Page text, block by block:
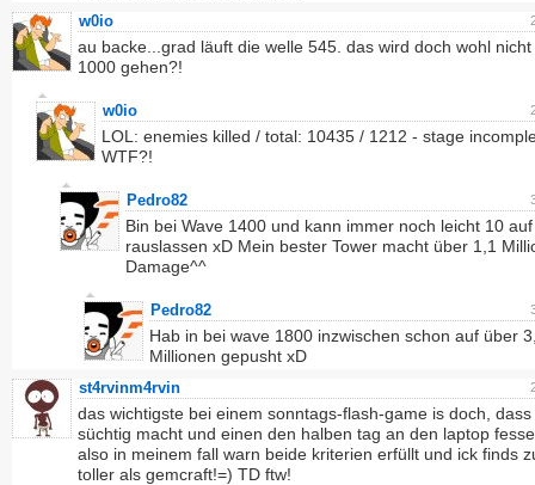
w0io
au backe...grad läuft die welle 545. das wird doch wohl nicht
1000 gehen?!
w0io
LOL: enemies killed / total: 10435 / 1212 - stage
WTF?!
Pedro82
Bin bei Wave 1400 und kann immer noch leicht 10
rauslassen xD Mein bester Tower macht über 1,1
Damage^^
Pedro82
Hab in bei wave 1800 inzwischen schon auf über
Millionen gepusht xD
st4rvinm4rvin
das wichtigste bei einem sonntags-flash-game is doch, dass
süchtig macht und einen den halben tag an den laptop
also in meinem fall warn beide kriterien erfüllt und ick finds
toller als gemcraft!=) TD ftw!